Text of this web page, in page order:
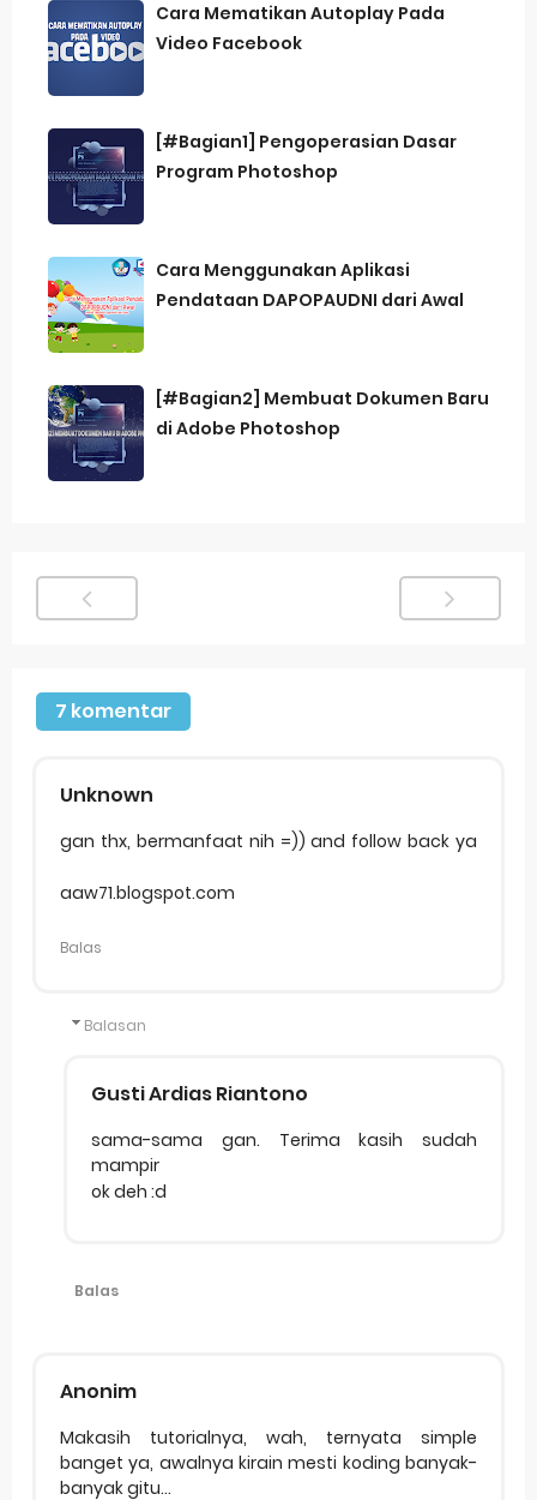
Cara Mematikan Autoplay Pada
Video Facebook
[#Bagian1] Pengoperasian Dasar
Program Photoshop
Cara Menggunakan Aplikasi
Pendataan DAPOPAUDNI dari Awal
[#Bagian2] Membuat Dokumen Baru
di Adobe Photoshop
7 komentar
Unknown
gan thx, bermanfaat nih =)) and follow back ya
aaw71.blogspot.com
Balas
Balasan
Gusti Ardias Riantono
sama-sama gan. Terima kasih sudah
mampir
ok deh :d
Balas
Anonim
Makasih tutorialnya, wah, ternyata simple
banget ya, awalnya kirain mesti koding banyak-
banyak gitu...